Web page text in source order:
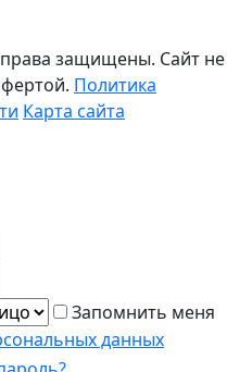
права защищены. Сайт не
Политика
Карта сайта
Запомнить меня
данных